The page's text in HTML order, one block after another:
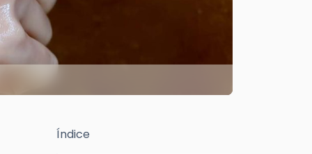
Índice